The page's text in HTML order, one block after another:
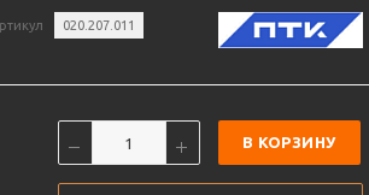
020.207.011
В КОРЗИНУ